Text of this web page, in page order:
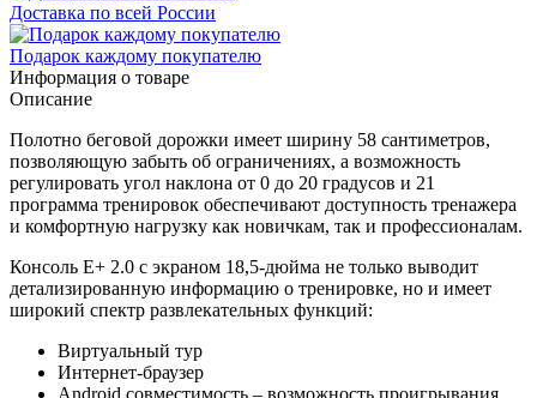
Доставка по всей России
Подарок каждому покупателю
Информация о товаре
Описание
Полотно беговой дорожки имеет ширину 58 сантиметров,
позволяющую забыть об ограничениях, а возможность
регулировать угол наклона от 0 до 20 градусов и 21
программа тренировок обеспечивают доступность тренажера
и комфортную нагрузку как новичкам, так и профессионалам.
Консоль E+ 2.0 с экраном 18,5-дюйма не только выводит
детализированную информацию о тренировке, но и имеет
широкий спектр развлекательных функций:
Виртуальный тур
Интернет-браузер
Android совместимость – возможность проигрывания